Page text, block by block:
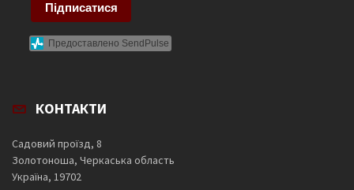
Підписатися
Предоставлено SendPulse
КОНТАКТИ
Садовий проїзд, 8
Золотоноша, Черкаська область
Україна, 19702